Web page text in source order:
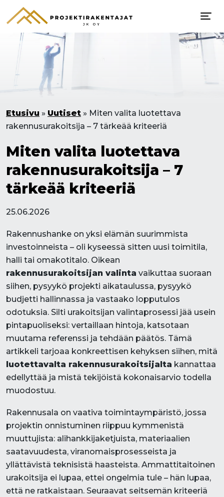
Etusivu » Uutiset » Miten valita luotettava
rakennusurakoitsija – 7 tärkeää kriteeriä
Miten valita luotettava
rakennusurakoitsija – 7
tärkeää kriteeriä
25.06.2026
Rakennushanke on yksi elämän suurimmista
investoinneista – oli kyseessä sitten uusi toimitila,
halli tai omakotitalo. Oikean
rakennusurakoitsijan valinta vaikuttaa suoraan
siihen, pysyykö projekti aikataulussa, pysyykö
budjetti hallinnassa ja vastaako lopputulos
odotuksia. Silti urakoitsijan valintaprosessi jää usein
pintapuoliseksi: vertaillaan hintoja, katsotaan
muutama referenssi ja tehdään päätös. Tämä
artikkeli tarjoaa konkreettisen kehyksen siihen, mitä
luotettavalta rakennusurakoitsijalta kannattaa
edellyttää ja mistä tekijöistä kokonaisarvio todella
muodostuu.
Rakennusala on vaativa toimintaympäristö, jossa
projektin onnistuminen riippuu kymmenistä
muuttujista: alihankkijaketjuista, materiaalien
saatavuudesta, viranomaisprosesseista ja
yllättävistä teknisistä haasteista. Ammattitaitoinen
urakoitsija ei lupaa, ettei ongelmia tule – hän lupaa,
että ne ratkaistaan. Seuraavat seitsemän kriteeriä